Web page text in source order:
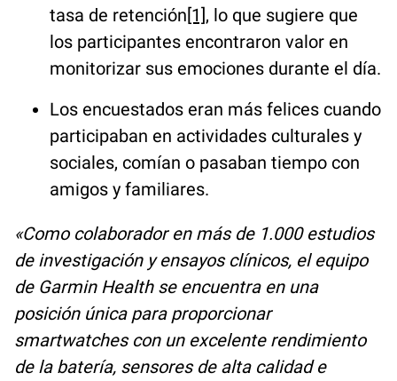
tasa de retención[1], lo que sugiere que
los participantes encontraron valor en
monitorizar sus emociones durante el día.
Los encuestados eran más felices cuando
participaban en actividades culturales y
sociales, comían o pasaban tiempo con
amigos y familiares.
«Como colaborador en más de 1.000 estudios
de investigación y ensayos clínicos, el equipo
de Garmin Health se encuentra en una
posición única para proporcionar
smartwatches con un excelente rendimiento
de la batería, sensores de alta calidad e